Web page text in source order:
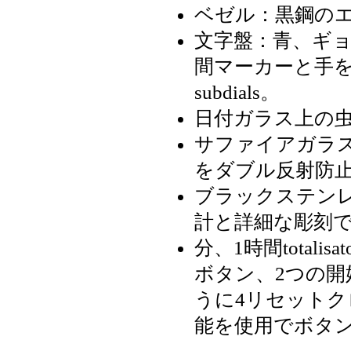
ベゼル：黒鋼の
文字盤：青、ギ
間マーカーと手
subdials。
日付ガラス上の
サファイアガラ
をダブル反射防
ブラックステン
計と詳細な彫刻
分、1時間
ボタン、2つの開
うに4リセット
能を使用でボタ